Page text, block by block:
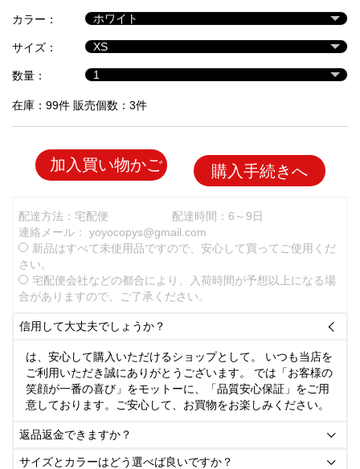
ル
品
カラー：
サイズ：
数量：
在庫：99件 販売個数：3件
加入買い物かご 購入手続きへ
配達方法：宅配便
配達時間：6～9日
連絡メール： yoyocopys@gmail.com
新品はすべて未使用品ですので、安心して買ってご使用くだ
さい。
宅配便会社などの都合により、入荷時間が予想以上になる場
合がありますので、ご了承ください。
信用して大丈夫でしょうか？ 
は、安心して購入いただけるショップとして。 いつも当店を
ご利用いただき誠にありがとうございます。 では「お客様の
笑顔が一番の喜び」をモットーに、「品質安心保証」をご用
意しております。ご安心して、お買物をお楽しみください。
返品返金できますか？ 
サイズとカラーはどう選べば良いですか？ 